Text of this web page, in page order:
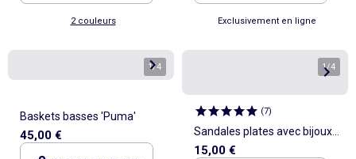
2 couleurs Exclusivement en ligne
1/4
Baskets basses 'Puma'
45,00 €
1/4
(7)
Sandales plates avec bijoux
coquillages fantaisies
15,00 €